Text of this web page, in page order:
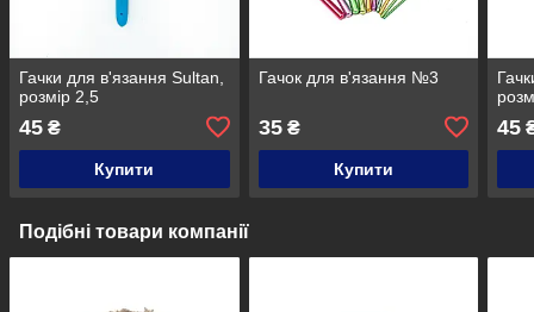
Гачки для в'язання Sultan,
розмір 2,5
45 ₴
Купити
Гачок для в'язання №3
35₴
Купити
45
Подібні товари компанії